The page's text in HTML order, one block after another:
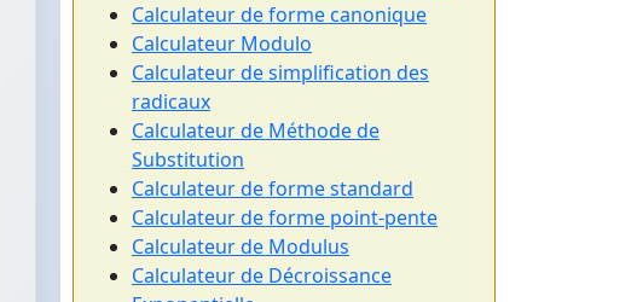
Calculateur de forme canonique
Calculateur Modulo
Calculateur de simplification des
radicaux
Calculateur de Méthode de
Substitution
Calculateur de forme standard
Calculateur de forme point-pente
Calculateur de Modulus
Calculateur de Décroissance